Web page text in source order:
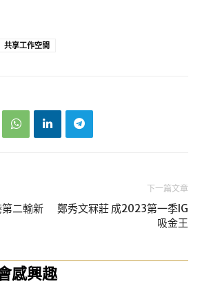
共享工作空間
二輸新
下一篇文章
鄭秀文冧莊 成2023第一季IG
吸金王
感興趣